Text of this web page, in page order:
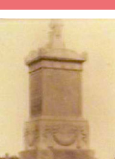
→